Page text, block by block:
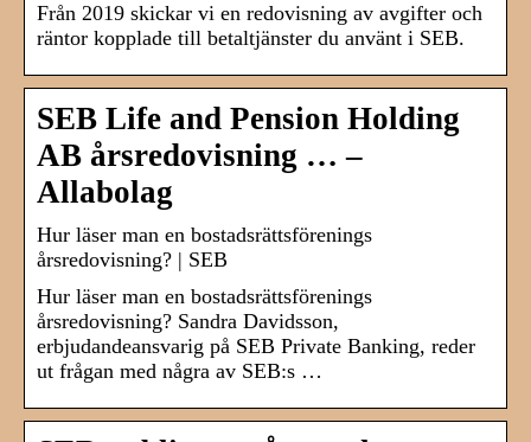
Från 2019 skickar vi en redovisning av avgifter och
räntor kopplade till betaltjänster du använt i SEB.
SEB Life and Pension Holding
AB årsredovisning … –
Allabolag
Hur läser man en bostadsrättsförenings
årsredovisning? | SEB
Hur läser man en bostadsrättsförenings
årsredovisning? Sandra Davidsson,
erbjudandeansvarig på SEB Private Banking, reder
ut frågan med några av SEB:s …